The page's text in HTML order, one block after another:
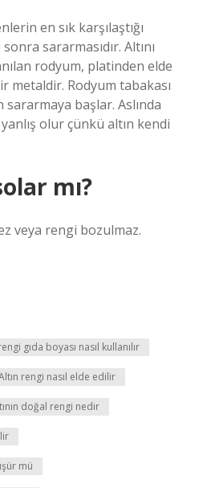
en sık karşılaştığı
sararmasıdır. Altını
rodyum, platinden elde
metaldir. Rodyum tabakası
sararmaya başlar. Aslında
olur çünkü altın kendi
mı?
veya rengi bozulmaz.
gıda boyası nasıl kullanılır
rengi nasıl elde edilir
doğal rengi nedir
mü